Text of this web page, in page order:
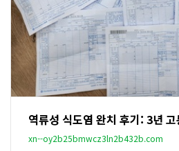
역류성 식도염 완치 후기: 3년
xn--oy2b25bmwcz3ln2b432b.com